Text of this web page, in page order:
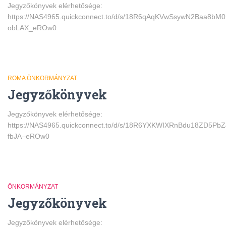
Jegyzőkönyvek elérhetősége:
https://NAS4965.quickconnect.to/d/s/
obLAX_eROw0
ROMA ÖNKORMÁNYZAT
Jegyzőkönyvek
Jegyzőkönyvek elérhetősége:
https://NAS4965.quickconnect.to/d/s/
fbJA–eROw0
ÖNKORMÁNYZAT
Jegyzőkönyvek
Jegyzőkönyvek elérhetősége: